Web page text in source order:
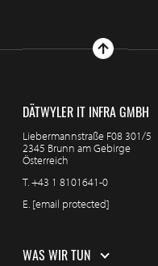
DÄTWYLER IT INFRA GMBH
Liebermannstraße F08 301/5
2345 Brunn am Gebirge
Österreich
T.+43 1 8101641-0
E. [email protected]
WAS WIR TUN